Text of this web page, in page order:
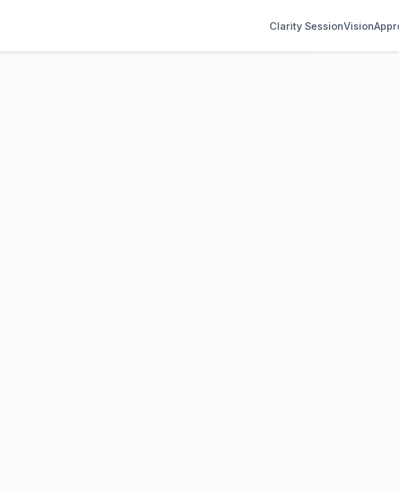
Clarity SessionVision